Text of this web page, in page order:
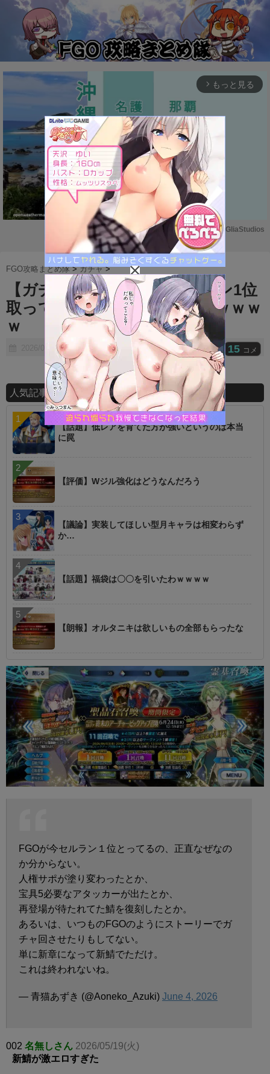
arrow_forward_ios もっと見る
M
u
t
e
Powered by GliaStudios
FGO攻略まとめ隊 >ガチャ >
【ガチャ】FGOが今もセルラン1位
取ってる理由、わからないｗｗｗｗ
ｗ
2026/06/09 15 コメ
人気記事ランキング
【話題】低レアを育てた方が強いというのは本当
に罠
【評価】Wジル強化はどうなんだろう
【議論】実装してほしい型月キャラは相変わらず
か…
【話題】福袋は〇〇を引いたわｗｗｗｗ
【朗報】オルタニキは欲しいもの全部もらったな
FGOが今セルラン１位とってるの、正直なぜなの
か分からない。
人権サポが塗り変わったとか、
宝具5必要なアタッカーが出たとか、
再登場が待たれてた鯖を復刻したとか。
あるいは、いつものFGOのようにストーリーでガ
チャ回させたりもしてない。
単に新章になって新鯖でただけ。
これは終われないね。
— 青猫あずき (@Aoneko_Azuki) June 4, 2026
002 名無しさん 2026/05/19(火)
新鯖が激エロすぎた